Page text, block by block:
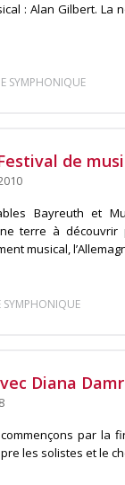
: Alan Gilbert. La
SYMPHONIQUE
de
Bayreuth et
terre à
musical,
SYMPHONIQUE
Diana
par la
les solistes et le